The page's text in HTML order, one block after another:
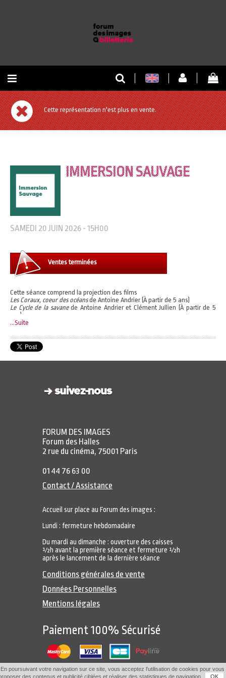
RETOUR À L'ACCUEIL
RETOUR AU SITE
Cette représentation n'est plus en vente.
IMMERSION SAUVAGE
SAMEDI 20 JUIN 2026 - 15H00
Ventes terminées
Cette séance comprend la projection des films
Les Coraux, coeur des océansde Antoine Andrier (À partir de 5 ans)
Le Cycle de la savanede Antoine Andrier et Clément Jullien (À partir de 5
ans)
Amérique centrale, entre jungle et océan
Accès à l'expérience immersive à l'heure de votre choix.
Horaires d'ouverture :
https://www.forumdesimages.fr/faq-immersion-sauvage#23068
...Suite
FORUM DES IMAGES
Forum des Halles
2 rue du cinéma, 75001 Paris
01 44 76 63 00
Contact / Assistance
Accueil sur place au Forum des images :
Lundi : fermeture hebdomadaire
Du mardi au dimanche : ouverture des caisses
½h avant la première séance et fermeture ½h
après le lancement de la dernière séance
Conditions générales de vente
Données Personnelles
Mentions légales
Paiement 100% Sécurisé
En poursuivant votre navigation sur ce site, vous acceptez l'utilisation de cookies pour vous
des contenus et publicité ciblées et réaliser des statistiques de navigation.
OK